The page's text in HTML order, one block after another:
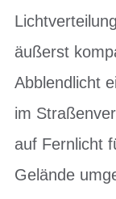
äußerst
Abblendlicht
im
auf Fernlicht
Gelände